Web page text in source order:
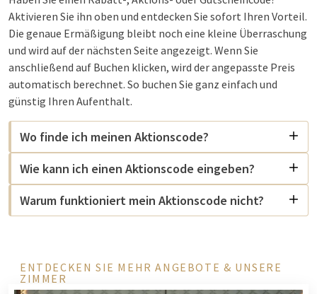
Aktivieren Sie ihn oben und entdecken Sie sofort Ihren Vorteil.
Die genaue Ermäßigung bleibt noch eine kleine Überraschung
und wird auf der nächsten Seite angezeigt. Wenn Sie
anschließend auf Buchen klicken, wird der angepasste Preis
automatisch berechnet. So buchen Sie ganz einfach und
günstig Ihren Aufenthalt.
Wo finde ich meinen Aktionscode?
Wie kann ich einen Aktionscode eingeben?
Warum funktioniert mein Aktionscode nicht?
ENTDECKEN SIE MEHR ANGEBOTE & UNSERE
ZIMMER